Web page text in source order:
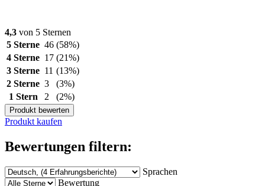
4,3 von 5 Sternen
5 Sterne 46 (58%)
4 Sterne 17 (21%)
3 Sterne 11 (13%)
2 Sterne 3
(3%)
1 Stern
2 (2%)
Produkt bewerten
Produkt kaufen
Bewertungen filtern:
Sprachen
Bewertung